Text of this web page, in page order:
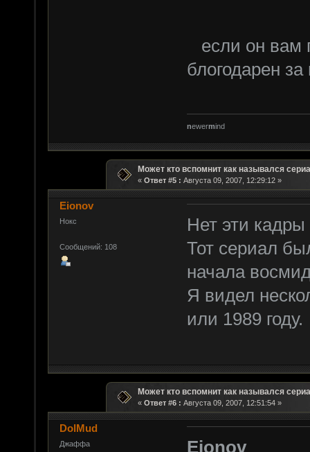
если он вам
блогодарен за
newermind
Может кто вспомнит как назывался
« Ответ #5 : Августа 09, 2007, 12:29:12 »
Eionov
Нокс
Сообщений: 108
Нет эти кадры
Тот сериал
начала
Я видел
или 1989 году.
Может кто вспомнит как назывался
« Ответ #6 : Августа 09, 2007, 12:51:54 »
DolMud
Джаффа Eionov